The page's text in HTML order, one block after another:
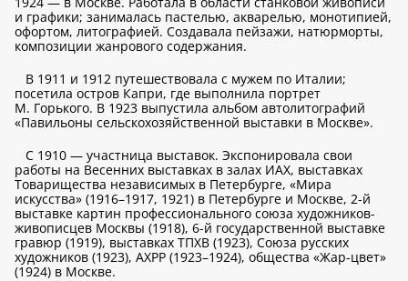
и графики; занималась пастелью, акварелью, монотипией,
офортом, литографией. Создавала пейзажи, натюрморты,
композиции жанрового содержания.
В 1911 и 1912 путешествовала с мужем по Италии;
посетила остров Капри, где выполнила портрет
М. Горького. В 1923 выпустила альбом автолитографий
«Павильоны сельскохозяйственной выставки в Москве».
С 1910 — участница выставок. Экспонировала свои
работы на Весенних выставках в залах ИАХ, выставках
Товарищества независимых в Петербурге, «Мира
искусства» (1916–1917, 1921) в Петербурге и Москве, 2-й
выставке картин профессионального союза художников-
живописцев Москвы (1918), 6-й государственной выставке
гравюр (1919), выставках ТПХВ (1923), Союза русских
художников (1923), АХРР (1923–1924), общества «Жар-цвет»
(1924) в Москве.